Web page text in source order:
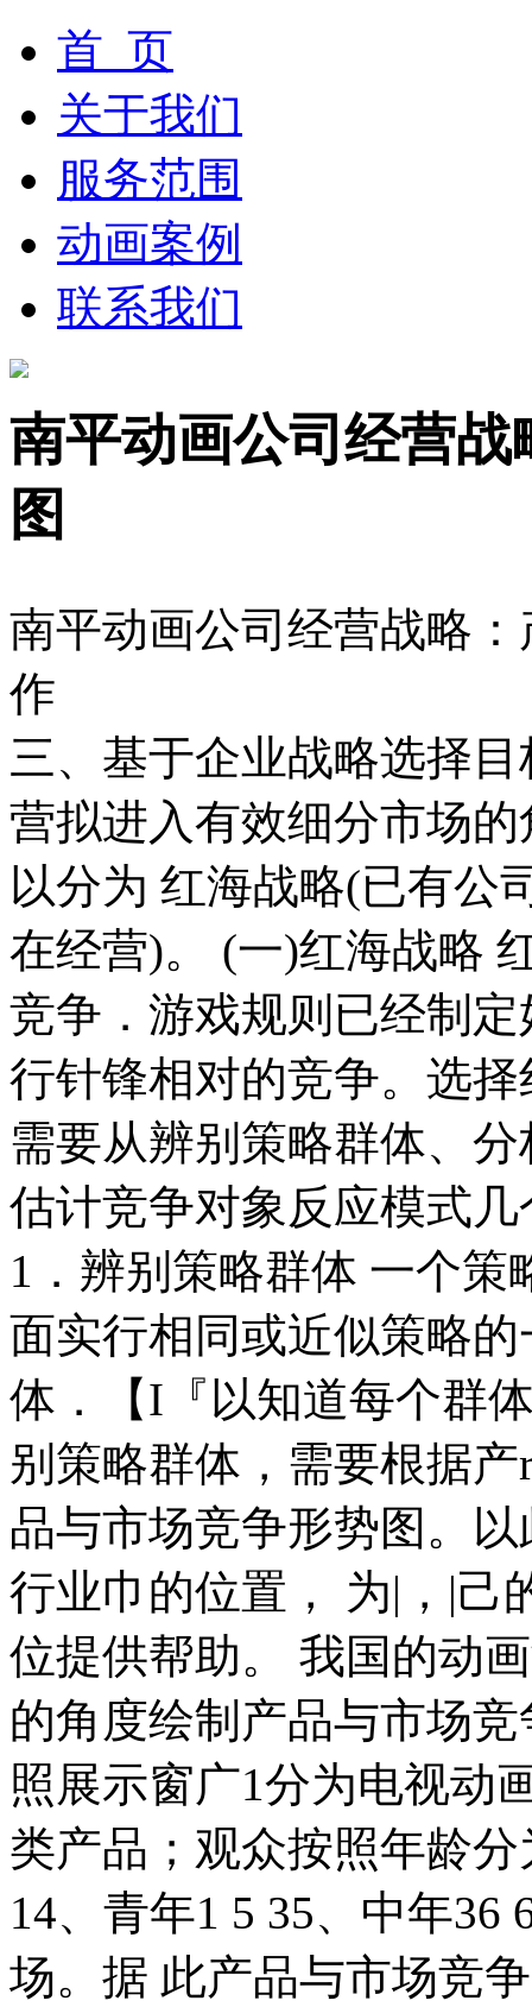
首 页
关于我们
服务范围
动画案例
联系我们
南平动画公司经营
图
南平动画公司经营战略
作
三、基于企业战略选择
营拟进入有效细分市场
以分为 红海战略(已有公
在经营)。 (一)红海战略
竞争．游戏规则已经制
行针锋相对的竞争。选
需要从辨别策略群体、
估计竞争对象反应模式
1．辨别策略群体 一个
面实行相同或近似策略
体．【I『以知道每个群
别策略群体，需要根据
品与市场竞争形势图。
行业巾的位置， 为|，|己
位提供帮助。 我国的动
的角度绘制产品与市场
照展示窗广1分为电视动
类产品；观众按照年龄
14、青年1 5 35、中年
场。据 此产品与市场竞